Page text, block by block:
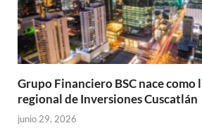
Grupo Financiero BSC nace como
regional de Inversiones Cuscatlán
junio 29, 2026